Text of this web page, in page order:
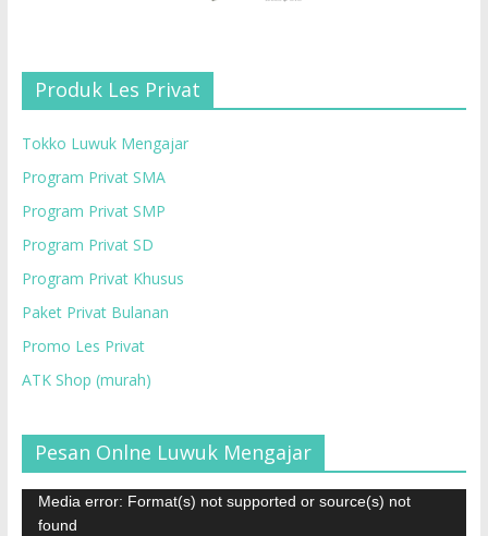
Produk Les Privat
Tokko Luwuk Mengajar
Program Privat SMA
Program Privat SMP
Program Privat SD
Program Privat Khusus
Paket Privat Bulanan
Promo Les Privat
ATK Shop (murah)
Pesan Onlne Luwuk Mengajar
Pemutar
Video
Media error: Format(s) not supported or source(s) not
found